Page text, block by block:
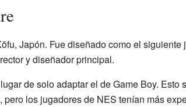
Japón. Fue diseñado como el siguiente
y diseñador principal.
de solo adaptar el de Game Boy. Esto
los jugadores de NES tenían más